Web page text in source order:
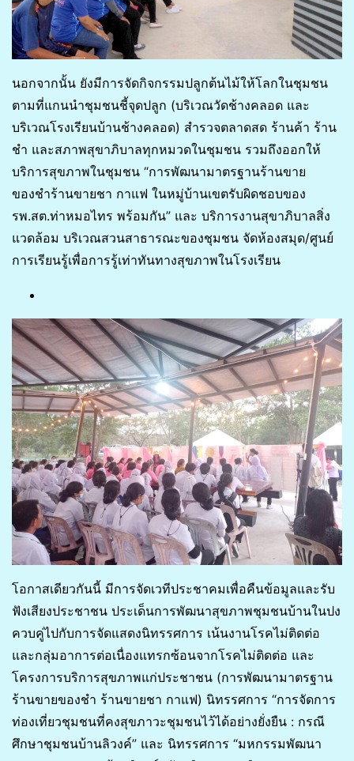
นอกจากนั้น ยังมีการจัดกิจกรรมปลูกต้นไม้ให้โลกในชุมชน
ตามที่แกนนำชุมชนชี้จุดปลูก (บริเวณวัดช้างคลอด และ
บริเวณโรงเรียนบ้านช้างคลอด) สำรวจตลาดสด ร้านค้า ร้าน
ชำ และสภาพสุขาภิบาลทุกหมวดในชุมชน รวมถึงออกให้
บริการสุขภาพในชุมชน “การพัฒนามาตรฐานร้านขาย
ของชำร้านขายชา กาแฟ ในหมู่บ้านเขตรับผิดชอบของ
รพ.สต.ท่าหมอไทร พร้อมกัน” และ บริการงานสุขาภิบาลสิ่ง
แวดล้อม บริเวณสวนสาธารณะของชุมชน จัดห้องสมุด/ศูนย์
การเรียนรู้เพื่อการรู้เท่าทันทางสุขภาพในโรงเรียน
โอกาสเดียวกันนี้ มีการจัดเวทีประชาคมเพื่อคืนข้อมูลและรับ
ฟังเสียงประชาชน ประเด็นการพัฒนาสุขภาพชุมชนบ้านในปง
ควบคู่ไปกับการจัดแสดงนิทรรศการ เน้นงานโรคไม่ติดต่อ
และกลุ่มอาการต่อเนื่องแทรกซ้อนจากโรคไม่ติดต่อ และ
โครงการบริการสุขภาพแก่ประชาชน (การพัฒนามาตรฐาน
ร้านขายของชำ ร้านขายชา กาแฟ) นิทรรศการ “การจัดการ
ท่องเที่ยวชุมชนที่คงสุขภาวะชุมชนไว้ได้อย่างยั่งยืน : กรณี
ศึกษาชุมชนบ้านลิวงค์” และ นิทรรศการ “มหกรรมพัฒนา